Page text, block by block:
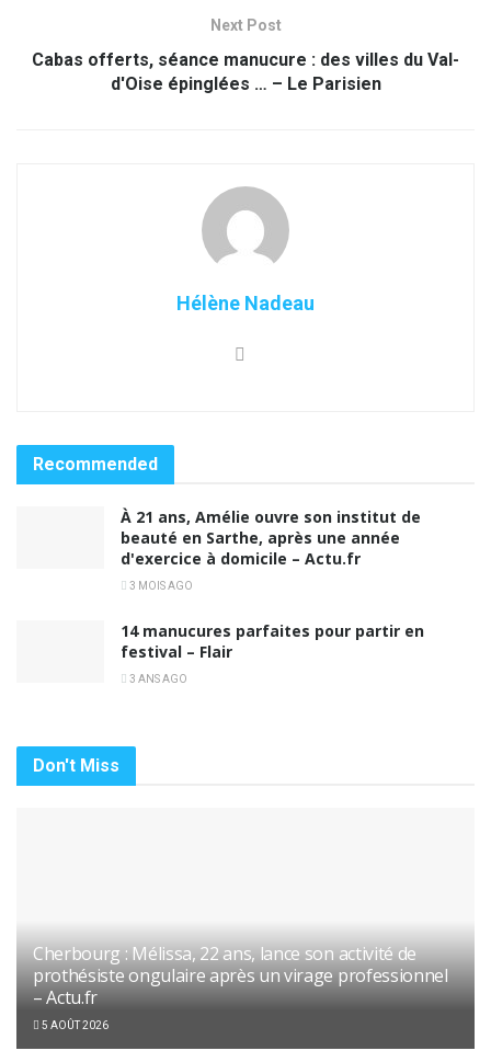
Next Post
Cabas offerts, séance manucure : des villes du Val-
d'Oise épinglées … – Le Parisien
Hélène Nadeau
Recommended
À 21 ans, Amélie ouvre son institut de
beauté en Sarthe, après une année
d'exercice à domicile – Actu.fr
3 MOIS AGO
14 manucures parfaites pour partir en
festival – Flair
3 ANS AGO
Don't Miss
Cherbourg : Mélissa, 22 ans, lance son activité de
prothésiste ongulaire après un virage professionnel
– Actu.fr
5 AOÛT 2026